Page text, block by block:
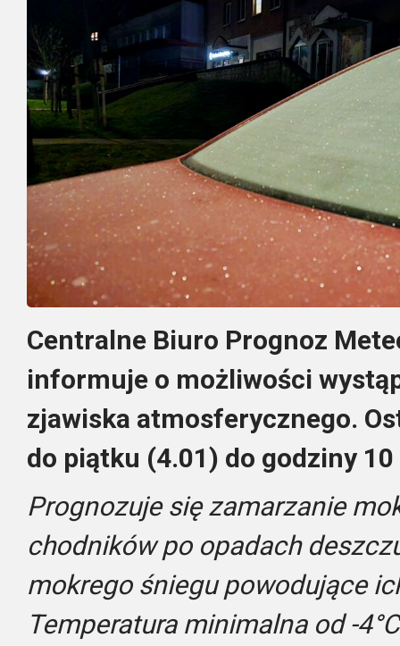
Centralne Biuro Prognoz
informuje o możliwości
zjawiska atmosferycznego.
do piątku (4.01) do godziny
Prognozuje się zamarzanie
chodników po opadach
mokrego śniegu powodujące
Temperatura minimalna od -